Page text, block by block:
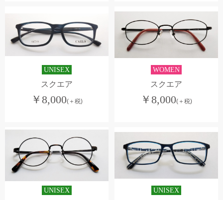
UNISEX
スクエア
￥ 8,000(＋税)
WOMEN
スクエア
￥ 8,000(＋税)
UNISEX UNISEX